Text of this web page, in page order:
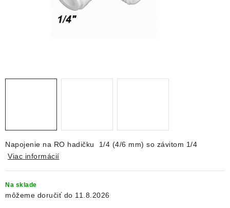
Napojenie na RO hadičku 1/4 (4/6 mm) so závitom 1/4
Viac informácií
Na sklade
11.8.2026